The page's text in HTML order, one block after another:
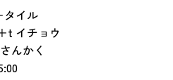
イル
t イチョウ
んかく